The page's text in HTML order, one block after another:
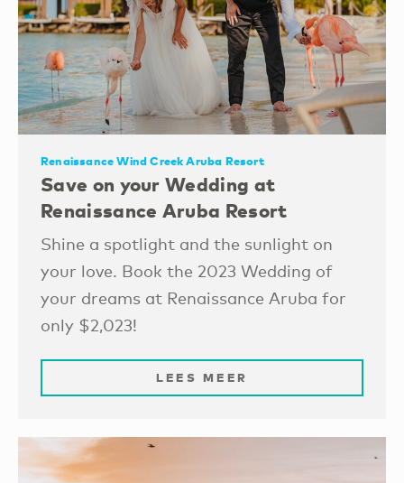
Renaissance Wind Creek Aruba Resort
Save on your Wedding at
Renaissance Aruba Resort
Shine a spotlight and the sunlight on
your love. Book the 2023 Wedding of
your dreams at Renaissance Aruba for
only $2,023!
LEES MEER